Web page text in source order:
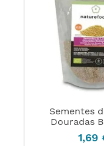
Sementes
Douradas
1,69